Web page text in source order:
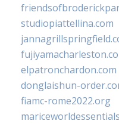
studiopiattellina.com
elpatronchardon.com
donglaishun-
fiamc-rome2022.org